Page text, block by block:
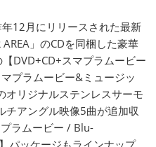
12月にリリースされた最新
」のCDを同梱した豪華
DVD+CD+スマプラムービー
プラムービー&ミュージッ
オリジナルステンレスサーモ
チアングル映像5曲が追加収
ラムービー / Blu-
パッケージもラインナップ。